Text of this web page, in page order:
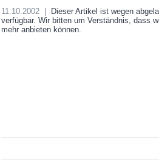
11.10.2002 |
Dieser Artikel ist wegen
verfügbar. Wir bitten um Verständnis, dass
mehr anbieten können.